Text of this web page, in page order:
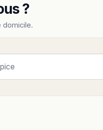
?
domicile.